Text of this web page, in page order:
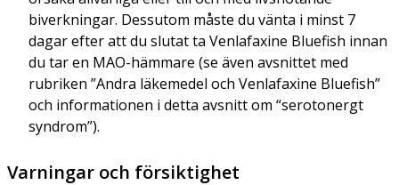
biverkningar. Dessutom måste du vänta i minst 7
dagar efter att du slutat ta Venlafaxine Bluefish innan
du tar en MAO-hämmare (se även avsnittet med
rubriken ”Andra läkemedel och Venlafaxine Bluefish”
och informationen i detta avsnitt om “serotonergt
syndrom”).
Varningar och försiktighet